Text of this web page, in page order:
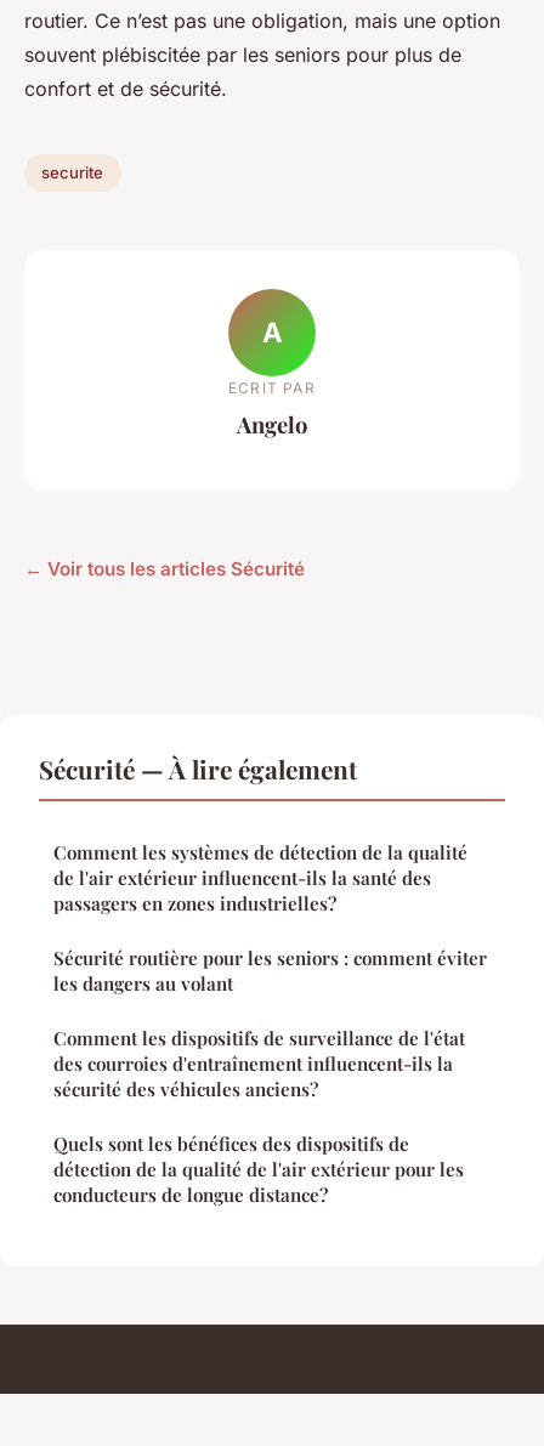
routier. Ce n’est pas une obligation, mais une option
souvent plébiscitée par les seniors pour plus de
confort et de sécurité.
securite
A
ECRIT PAR
Angelo
← Voir tous les articles Sécurité
Sécurité — À lire également
Comment les systèmes de détection de la qualité
de l'air extérieur influencent-ils la santé des
passagers en zones industrielles?
Sécurité routière pour les seniors : comment éviter
les dangers au volant
Comment les dispositifs de surveillance de l'état
des courroies d'entraînement influencent-ils la
sécurité des véhicules anciens?
Quels sont les bénéfices des dispositifs de
détection de la qualité de l'air extérieur pour les
conducteurs de longue distance?
Permisdeconduires